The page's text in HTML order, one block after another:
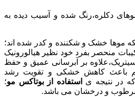
دکلره،رنگ شده و آسیب دیده به
موها خشک و شکننده و کدر شده اند؛
منحصر بفرد خود نظیر هیالورونیک
سیتریک،علاوه بر آبرسانی عمیق و حفظ
باعث کاهش خشکی و تقویت رشد
در نتیجه ی
استفاده از بوتاکس مو؛
و درخشان می باشد.